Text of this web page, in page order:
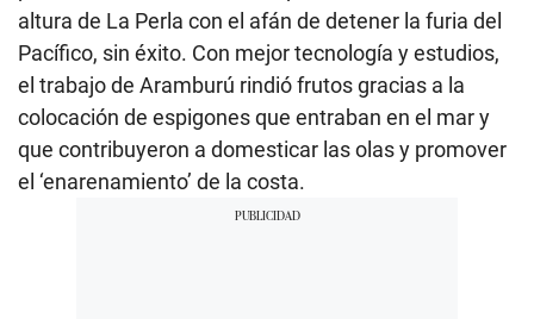
altura de La Perla con el afán de detener la furia del
Pacífico, sin éxito. Con mejor tecnología y estudios,
el trabajo de Aramburú rindió frutos gracias a la
colocación de espigones que entraban en el mar y
que contribuyeron a domesticar las olas y promover
el ‘enarenamiento’ de la costa.